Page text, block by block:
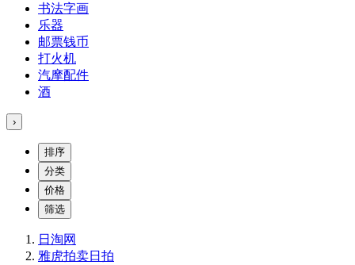
书法字画
乐器
邮票钱币
打火机
汽摩配件
酒
›
排序
分类
价格
筛选
日淘网
雅虎拍卖日拍